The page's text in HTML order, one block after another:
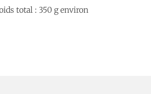
total : 350 g environ